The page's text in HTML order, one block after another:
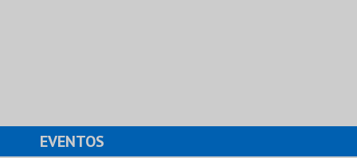
EVENTOS